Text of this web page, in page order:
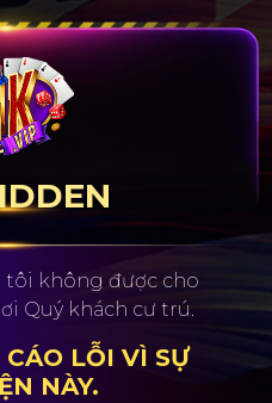
tôi không được cho
Quý khách cư trú.
LỖI VÌ SỰ
NÀY.